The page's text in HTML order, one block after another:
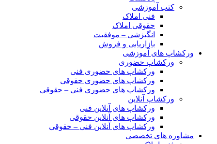
کتب آموزشی
فنی املاک
حقوقی املاک
انگیزشی – موفقیت
بازاریابی و فروش
ورکشاپ های آموزشی
ورکشاپ حضوری
ورکشاپ های حضوری فنی
ورکشاپ های حضوری حقوقی
ورکشاپ های حضوری فنی – حقوقی
ورکشاپ آنلاین
ورکشاپ های آنلاین فنی
ورکشاپ های آنلاین حقوقی
ورکشاپ های آنلاین فنی – حقوقی
مشاوره های تخصصی